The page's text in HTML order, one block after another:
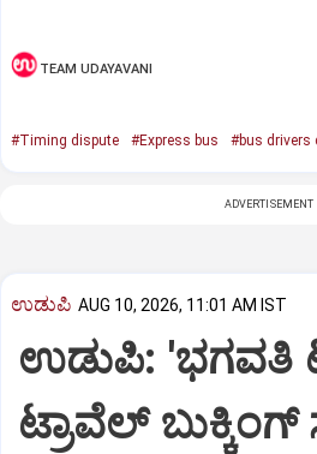
TEAM UDAYAVANI
#Timing dispute #Express bus #bus drivers
ADVERTISEMENT
ಉಡುಪಿ AUG 10, 2026, 11:01 AM IST
ಉಡುಪಿ: 'ಭಗವತಿ
ಟ್ರಾವೆಲ್